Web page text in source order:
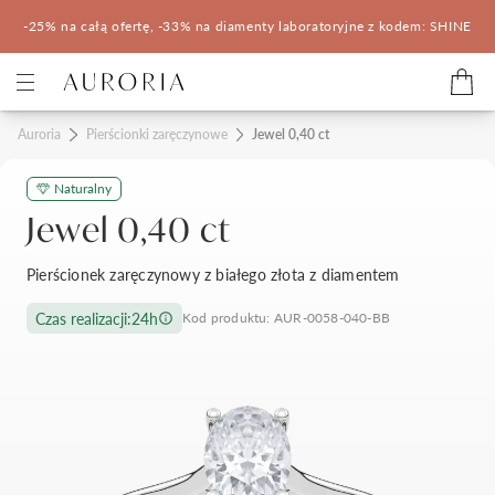
-25% na całą ofertę, -33% na diamenty laboratoryjne z kodem: SHINE
Kategorie
Pierścionki zaręczynowe
Pomocne
Konfigurator 3D
Salon Auroria Arkadia
Korzyści z zakupu
Auroria Pierścionki zaręczynowe Jewel 0,40 ct
Naturalny
Jewel 0,40 ct
Pierścionek zaręczynowy z białego złota z diamentem
Czas realizacji:24h Kod produktu: AUR-0058-040-BB